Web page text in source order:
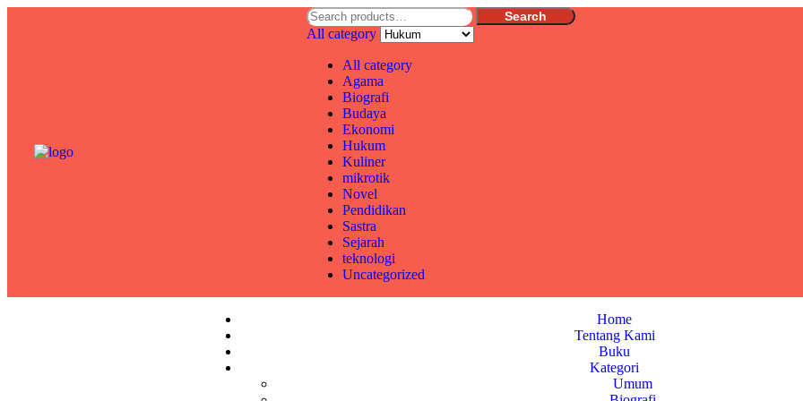
Search
All category
All category
Agama
Biografi
Budaya
Ekonomi
Hukum
Kuliner
mikrotik
Novel
Pendidikan
Sastra
Sejarah
teknologi
Uncategorized
Home
Tentang Kami
Buku
Kategori
Umum